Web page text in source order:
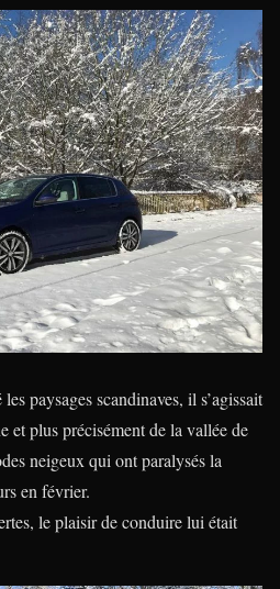
paysages scandinaves, il s’agissait
et plus précisément de la vallée de
neigeux qui ont paralysés la
en février.
le plaisir de conduire lui était